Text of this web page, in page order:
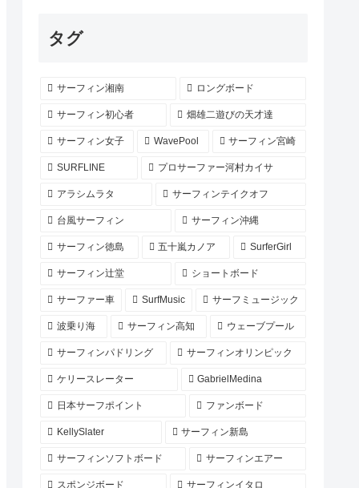
タグ
サーフィン湘南 ロングボード
サーフィン初心者 畑雄二遊びの天才達
サーフィン女子 WavePool サーフィン宮崎
SURFLINE プロサーファー河村カイサ
アラシムラタ サーフィンテイクオフ
台風サーフィン サーフィン沖縄
サーフィン徳島 五十嵐カノア SurferGirl
サーフィン辻堂 ショートボード
サーファー車 SurfMusic サーフミュージック
波乗り海 サーフィン高知 ウェーブプール
サーフィンパドリング サーフィンオリンピック
ケリースレーター GabrielMedina
日本サーフポイント ファンボード
KellySlater サーフィン新島
サーフィンソフトボード サーフィンエアー
スポンジボード サーフィンイタロ